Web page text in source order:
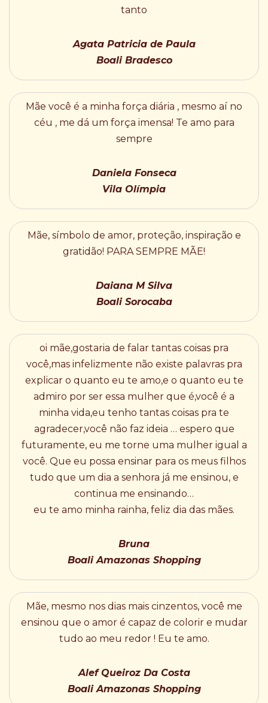
tanto
Agata Patricia de Paula
Boali Bradesco
Mãe você é a minha força diária , mesmo aí no
céu , me dá um força imensa! Te amo para
sempre
Daniela Fonseca
Vila Olímpia
Mãe, símbolo de amor, proteção, inspiração e
gratidão! PARA SEMPRE MÃE!
Daiana M Silva
Boali Sorocaba
oi mãe,gostaria de falar tantas coisas pra
você,mas infelizmente não existe palavras pra
explicar o quanto eu te amo,e o quanto eu te
admiro por ser essa mulher que é,você é a
minha vida,eu tenho tantas coisas pra te
agradecer,você não faz ideia … espero que
futuramente, eu me torne uma mulher igual a
você. Que eu possa ensinar para os meus filhos
tudo que um dia a senhora já me ensinou, e
continua me ensinando…
eu te amo minha rainha, feliz dia das mães.
Bruna
Boali Amazonas Shopping
Mãe, mesmo nos dias mais cinzentos, você me
ensinou que o amor é capaz de colorir e mudar
tudo ao meu redor ! Eu te amo.
Alef Queiroz Da Costa
Boali Amazonas Shopping